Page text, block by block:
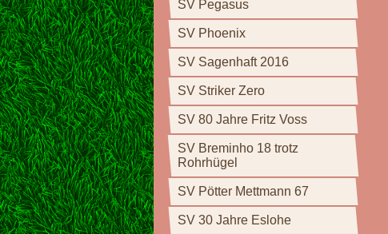
SV Pegasus
SV Phoenix
SV Sagenhaft 2016
SV Striker Zero
SV 80 Jahre Fritz Voss
SV Breminho 18 trotz
Rohrhügel
SV Pötter Mettmann 67
SV 30 Jahre Eslohe